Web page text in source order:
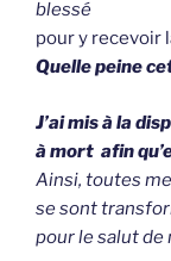
blessé
pour y recevoir
Quelle peine
J’ai mis à la
à mort afin
Ainsi, toutes
se sont
pour le salut de